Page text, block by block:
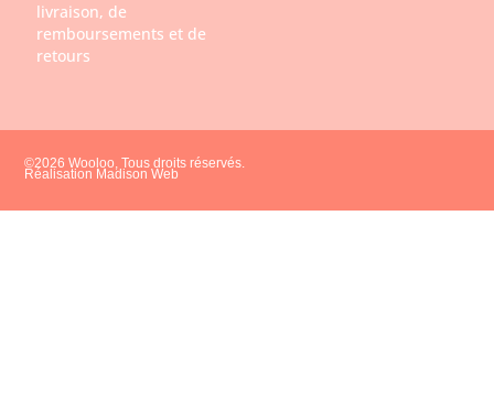
livraison, de
remboursements et de
retours
©2026 Wooloo, Tous droits réservés.
Réalisation Madison Web